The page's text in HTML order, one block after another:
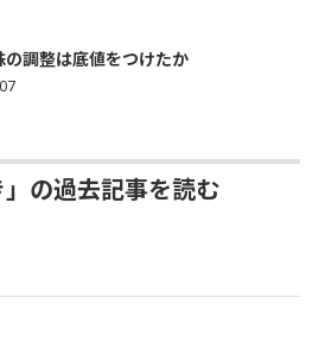
の調整は底値をつけたか
」の過去記事を読む